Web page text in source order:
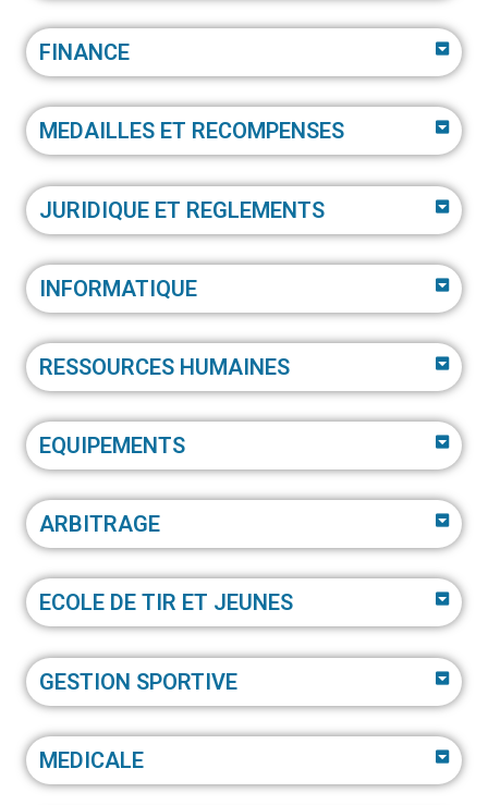
FINANCE
MEDAILLES ET RECOMPENSES
JURIDIQUE ET REGLEMENTS
INFORMATIQUE
RESSOURCES HUMAINES
EQUIPEMENTS
ARBITRAGE
ECOLE DE TIR ET JEUNES
GESTION SPORTIVE
MEDICALE